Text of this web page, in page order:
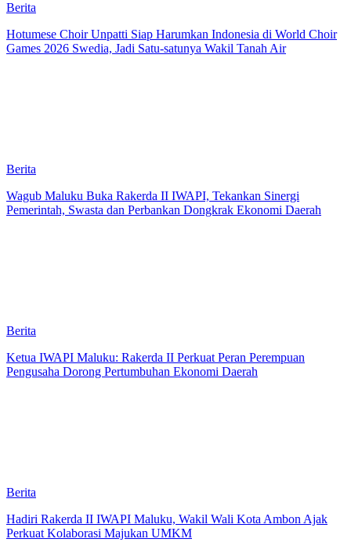
Berita
Hotumese Choir Unpatti Siap Harumkan Indonesia di World Choir
Games 2026 Swedia, Jadi Satu-satunya Wakil Tanah Air
Berita
Wagub Maluku Buka Rakerda II IWAPI, Tekankan Sinergi
Pemerintah, Swasta dan Perbankan Dongkrak Ekonomi Daerah
Berita
Ketua IWAPI Maluku: Rakerda II Perkuat Peran Perempuan
Pengusaha Dorong Pertumbuhan Ekonomi Daerah
Berita
Hadiri Rakerda II IWAPI Maluku, Wakil Wali Kota Ambon Ajak
Perkuat Kolaborasi Majukan UMKM